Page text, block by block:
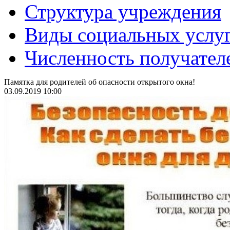
Структура учреждения
Виды социальных
Численность
Памятка для родителей об опасности открытого окна!
03.09.2019 10:00